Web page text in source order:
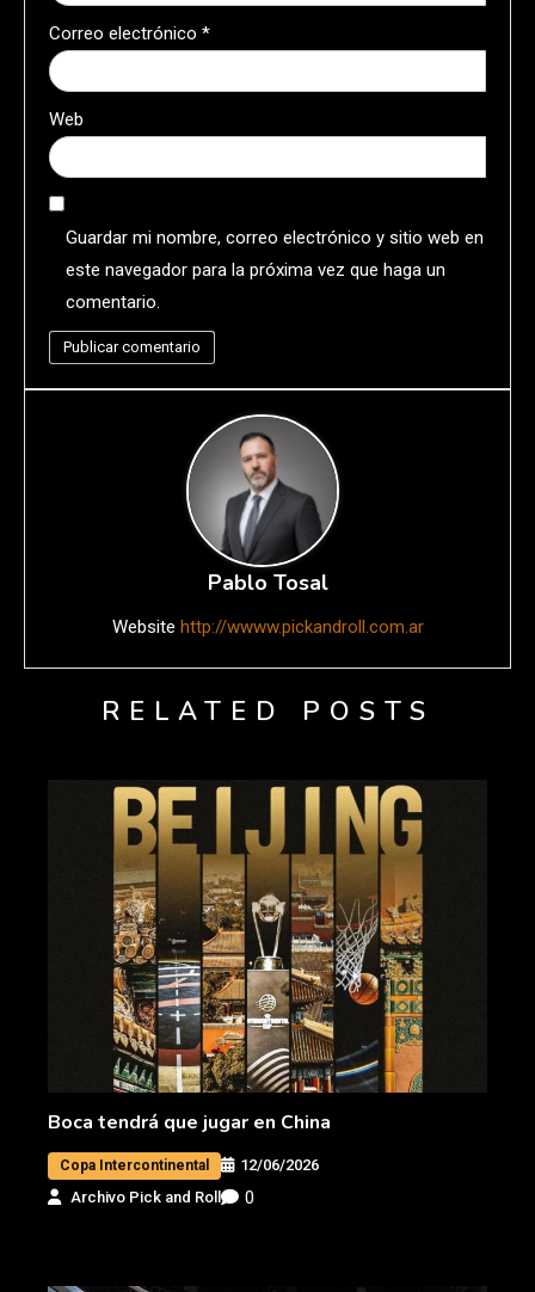
Correo electrónico *
Web
Guardar mi nombre, correo electrónico y sitio web en
este navegador para la próxima vez que haga un
comentario.
Pablo Tosal
Website http://wwww.pickandroll.com.ar
RELATED POSTS
Boca tendrá que jugar en China
Copa Intercontinental
12/06/2026
Archivo Pick and Roll
0